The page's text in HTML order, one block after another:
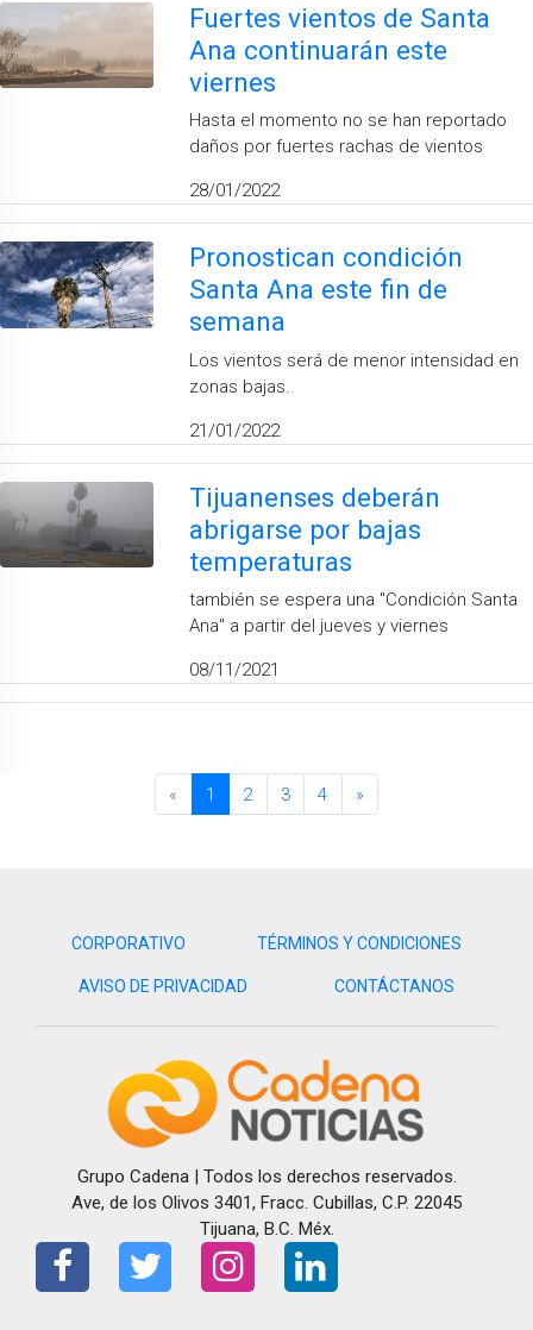
Fuertes vientos de Santa
Ana continuarán este
viernes
Hasta el momento no se han reportado
daños por fuertes rachas de vientos
28/01/2022
Pronostican condición
Santa Ana este fin de
semana
Los vientos será de menor intensidad en
zonas bajas.
21/01/2022
Tijuanenses deberán
abrigarse por bajas
temperaturas
también se espera una ''Condición Santa
Ana'' a partir del jueves y viernes
08/11/2021
« 1 2 3 4 »
CORPORATIVO TÉRMINOS Y CONDICIONES
AVISO DE PRIVACIDAD CONTÁCTANOS
Grupo Cadena | Todos los derechos reservados.
Ave, de los Olivos 3401, Fracc. Cubillas, C.P. 22045
Tijuana, B.C. Méx.